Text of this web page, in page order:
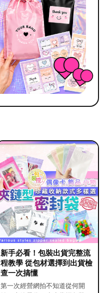
新手必看！包裝出貨完整流
程教學 從包材選擇到出貨檢
查一次搞懂
第一次經營網拍不知道從何開